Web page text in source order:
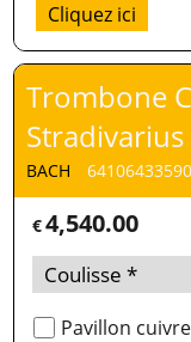
Cliquez ici
Trombone
Stradivarius
BACH
€4,540.00
Pavillon